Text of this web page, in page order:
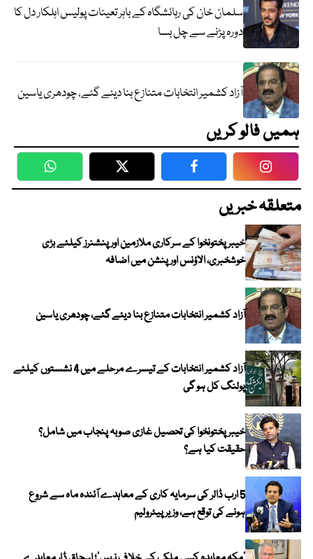
سلمان خان کی رہائشگاہ کے باہر تعینات پولیس اہلکار دل کا
دورہ پڑنے سے چل بسا
آزاد کشمیر انتخابات متنازع بنا دیئے گئے، چودھری یاسین
ہمیں فالو کریں
WhatsApp Twitter Facebook
متعلقہ خبریں
خیبرپختونخوا کے سرکاری ملازمین اور پنشنرز کیلئے بڑی
خوشخبری، الاؤنس اور پنشن میں اضافہ
آزاد کشمیر انتخابات متنازع بنا دیئے گئے، چودھری یاسین
آزاد کشمیر انتخابات کے تیسرے مرحلے میں 4 نشستوں کیلئے
پولنگ کل ہو گی
خیبر پختونخوا کی تحصیل غازی صوبہ پنجاب میں شامل؟
حقیقت کیا ہے؟
5 ارب ڈالر کی سرمایہ کاری کے معاہدے آئندہ ماہ سے شروع
ہونے کی توقع ہے، وزیر پیٹرولیم